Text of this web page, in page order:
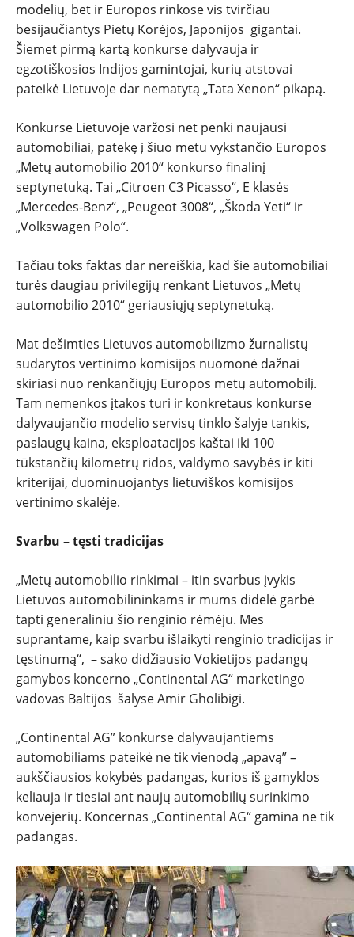
modelių, bet ir Europos rinkose vis tvirčiau
besijaučiantys Pietų Korėjos, Japonijos gigantai.
Šiemet pirmą kartą konkurse dalyvauja ir
egzotiškosios Indijos gamintojai, kurių atstovai
pateikė Lietuvoje dar nematytą „Tata Xenon“ pikapą.
Konkurse Lietuvoje varžosi net penki naujausi
automobiliai, patekę į šiuo metu vykstančio Europos
„Metų automobilio 2010“ konkurso finalinį
septynetuką. Tai „Citroen C3 Picasso“, E klasės
„Mercedes-Benz“, „Peugeot 3008“, „Škoda Yeti“ ir
„Volkswagen Polo“.
Tačiau toks faktas dar nereiškia, kad šie automobiliai
turės daugiau privilegijų renkant Lietuvos „Metų
automobilio 2010“ geriausiųjų septynetuką.
Mat dešimties Lietuvos automobilizmo žurnalistų
sudarytos vertinimo komisijos nuomonė dažnai
skiriasi nuo renkančiųjų Europos metų automobilį.
Tam nemenkos įtakos turi ir konkretaus konkurse
dalyvaujančio modelio servisų tinklo šalyje tankis,
paslaugų kaina, eksploatacijos kaštai iki 100
tūkstančių kilometrų ridos, valdymo savybės ir kiti
kriterijai, duominuojantys lietuviškos komisijos
vertinimo skalėje.
Svarbu – tęsti tradicijas
„Metų automobilio rinkimai – itin svarbus įvykis
Lietuvos automobilininkams ir mums didelė garbė
tapti generaliniu šio renginio rėmėju. Mes
suprantame, kaip svarbu išlaikyti renginio tradicijas ir
tęstinumą“, – sako didžiausio Vokietijos padangų
gamybos koncerno „Continental AG“ marketingo
vadovas Baltijos šalyse Amir Gholibigi.
„Continental AG” konkurse dalyvaujantiems
automobiliams pateikė ne tik vienodą „apavą” –
aukščiausios kokybės padangas, kurios iš gamyklos
keliauja ir tiesiai ant naujų automobilių surinkimo
konvejerių. Koncernas „Continental AG“ gamina ne tik
padangas.